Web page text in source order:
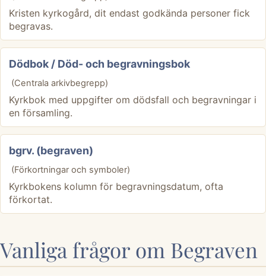
Kristen kyrkogård, dit endast godkända personer fick
begravas.
Dödbok / Död- och begravningsbok
(Centrala arkivbegrepp)
Kyrkbok med uppgifter om dödsfall och begravningar i
en församling.
bgrv. (begraven)
(Förkortningar och symboler)
Kyrkbokens kolumn för begravningsdatum, ofta
förkortat.
Vanliga frågor om Begraven